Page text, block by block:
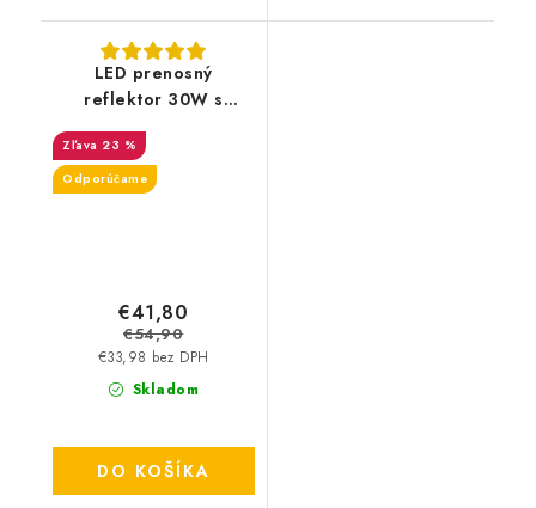
LED prenosný
reflektor 30W s
/ H - LF2023H
23 %
Odporúčame
Skladom
€33,98 bez DPH
€41,80
€54,90
DO KOŠÍKA